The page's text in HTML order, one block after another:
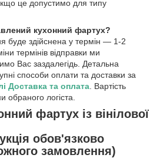
це допустимо для типу
кухонний фартух?
буде здійснена у термін — 1-2
термінів відправки ми
Вас заздалегідь. Детальна
способи оплати та доставки за
Доставка та оплата . Вартість
обраного логіста.
фартух із вінілової
обов'язково
замовлення)